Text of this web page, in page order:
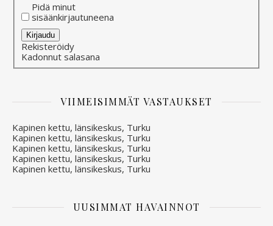
Pidä minut
sisäänkirjautuneena
Alternative:
Kirjaudu
Rekisteröidy
Kadonnut salasana
VIIMEISIMMÄT VASTAUKSET
Kapinen kettu, länsikeskus, Turku
Kapinen kettu, länsikeskus, Turku
Kapinen kettu, länsikeskus, Turku
Kapinen kettu, länsikeskus, Turku
Kapinen kettu, länsikeskus, Turku
UUSIMMAT HAVAINNOT